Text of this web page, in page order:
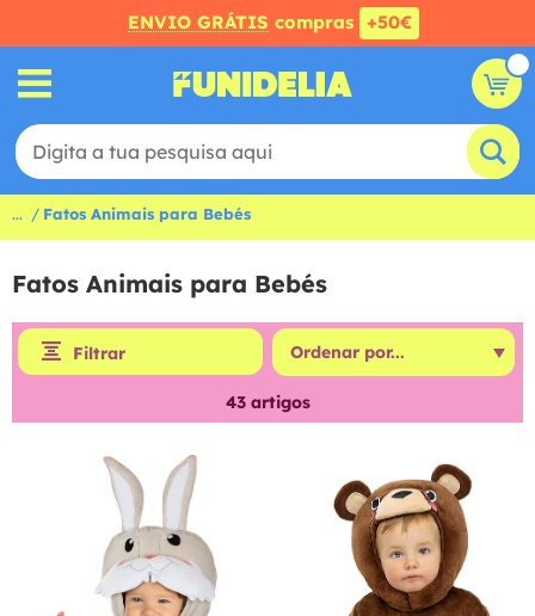
ENVIO GRÁTIS compras +50€
... Fatos Animais para Bebés
Fatos Animais para Bebés
Filtrar
43artigos